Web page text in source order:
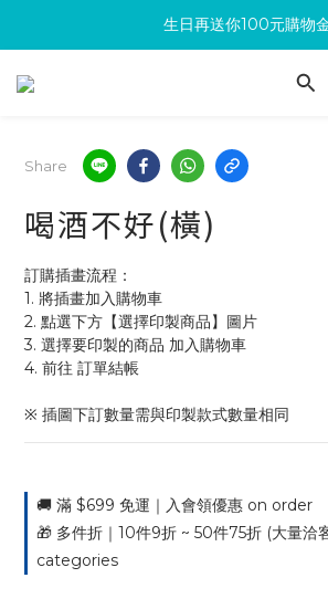
滿300回饋10%購物金
生日再送你100元購物
加入成為新會員 馬上領取50元
Share
喝酒不好(橫)
訂購插畫流程：
1. 將插畫加入購物車
2. 點選下方【選擇印製商品】圖片
3. 選擇要印製的商品 加入購物車
4. 前往 訂單結帳
※ 插圖下訂數量需與印製款式數量相同
🚚 滿 $699 免運｜入會領優惠 on order
🎁 多件折｜10件9折 ~ 50件75折 (大量
categories